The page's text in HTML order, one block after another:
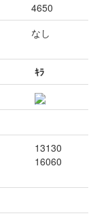
4650
なし
ｷﾗ
13130
16060